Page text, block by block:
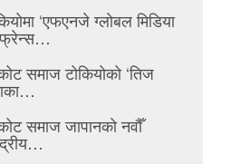
‘एफएनजे ग्लोबल मिडिया
समाज टोकियोको ‘तिज
समाज जापानको नवौँ